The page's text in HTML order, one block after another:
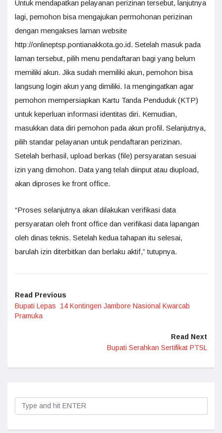
Untuk mendapatkan pelayanan perizinan tersebut, lanjutnya
lagi, pemohon bisa mengajukan permohonan perizinan
dengan mengakses laman website
http://onlineptsp.pontianakkota.go.id. Setelah masuk pada
laman tersebut, pilih menu pendaftaran bagi yang belum
memiliki akun. Jika sudah memiliki akun, pemohon bisa
langsung login akun yang dimiliki. Ia mengingatkan agar
pemohon mempersiapkan Kartu Tanda Penduduk (KTP)
untuk keperluan informasi identitas diri. Kemudian,
masukkan data diri pemohon pada akun profil. Selanjutnya,
pilih standar pelayanan untuk pendaftaran perizinan.
Setelah berhasil, upload berkas (file) persyaratan sesuai
izin yang dimohon. Data yang telah diinput atau diupload,
akan diproses ke front office.
“Proses selanjutnya akan dilakukan verifikasi data
persyaratan oleh front office dan verifikasi data lapangan
oleh dinas teknis. Setelah kedua tahapan itu selesai,
barulah izin diterbitkan dan berlaku aktif,” tutupnya.
Read Previous
Bupati Lepas 14 Kontingen Jambore Nasional Kwarcab
Pramuka
Read Next
Bupati Serahkan Sertifikat PTSL